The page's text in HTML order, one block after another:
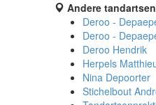
Andere
Deroo -
Deroo -
Deroo Hendrik
Herpels
Nina Depoorter
Stichelbout